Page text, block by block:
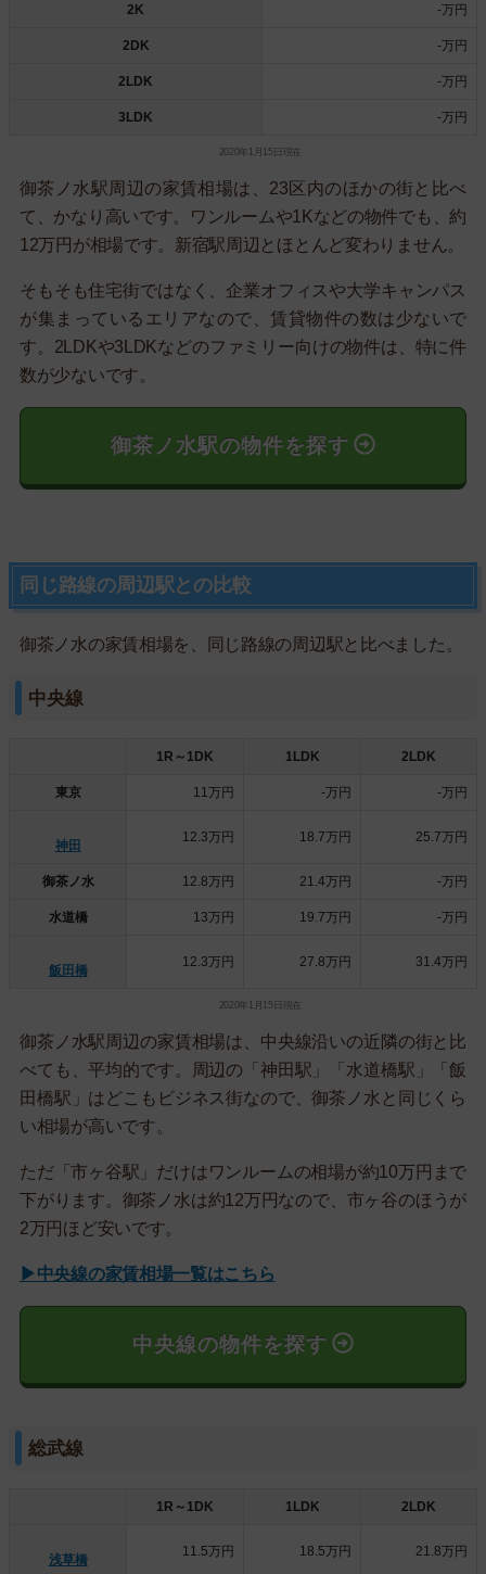
2K -万円
2DK -万円
2LDK -万円
3LDK -万円
2020年1月15日現在
御茶ノ水駅周辺の家賃相場は、23区内のほかの街と比べ
て、かなり高いです。ワンルームや1Kなどの物件でも、約
12万円が相場です。新宿駅周辺とほとんど変わりません。
そもそも住宅街ではなく、企業オフィスや大学キャンパス
が集まっているエリアなので、賃貸物件の数は少ないで
す。2LDKや3LDKなどのファミリー向けの物件は、特に件
数が少ないです。
御茶ノ水駅の物件を探す
同じ路線の周辺駅との比較
御茶ノ水の家賃相場を、同じ路線の周辺駅と比べました。
中央線
1R～1DK 1LDK 2LDK
東京 11万円 -万円 -万円
神田
12.3万円 18.7万円 25.7万円
御茶ノ水 12.8万円 21.4万円 -万円
水道橋 13万円 19.7万円 -万円
飯田橋
12.3万円 27.8万円 31.4万円
2020年1月15日現在
御茶ノ水駅周辺の家賃相場は、中央線沿いの近隣の街と比
べても、平均的です。周辺の「神田駅」「水道橋駅」「飯
田橋駅」はどこもビジネス街なので、御茶ノ水と同じくら
い相場が高いです。
ただ「市ヶ谷駅」だけはワンルームの相場が約10万円まで
下がります。御茶ノ水は約12万円なので、市ヶ谷のほうが
2万円ほど安いです。
▶中央線の家賃相場一覧はこちら
中央線の物件を探す
総武線
1R～1DK 1LDK 2LDK
浅草橋
11.5万円 18.5万円 21.8万円